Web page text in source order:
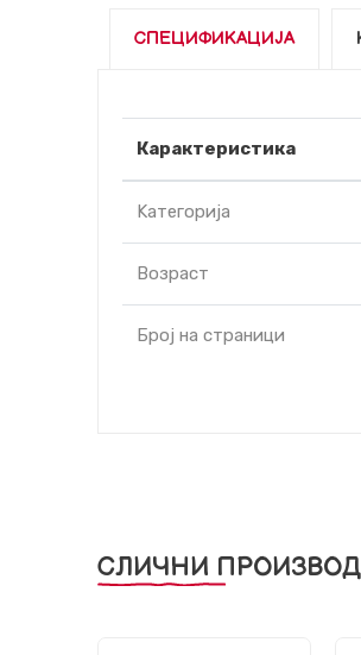
СПЕЦИФИКАЦИЈА
Карактеристика
Kатегорија
Возраст
Број на страници
СЛИЧНИ